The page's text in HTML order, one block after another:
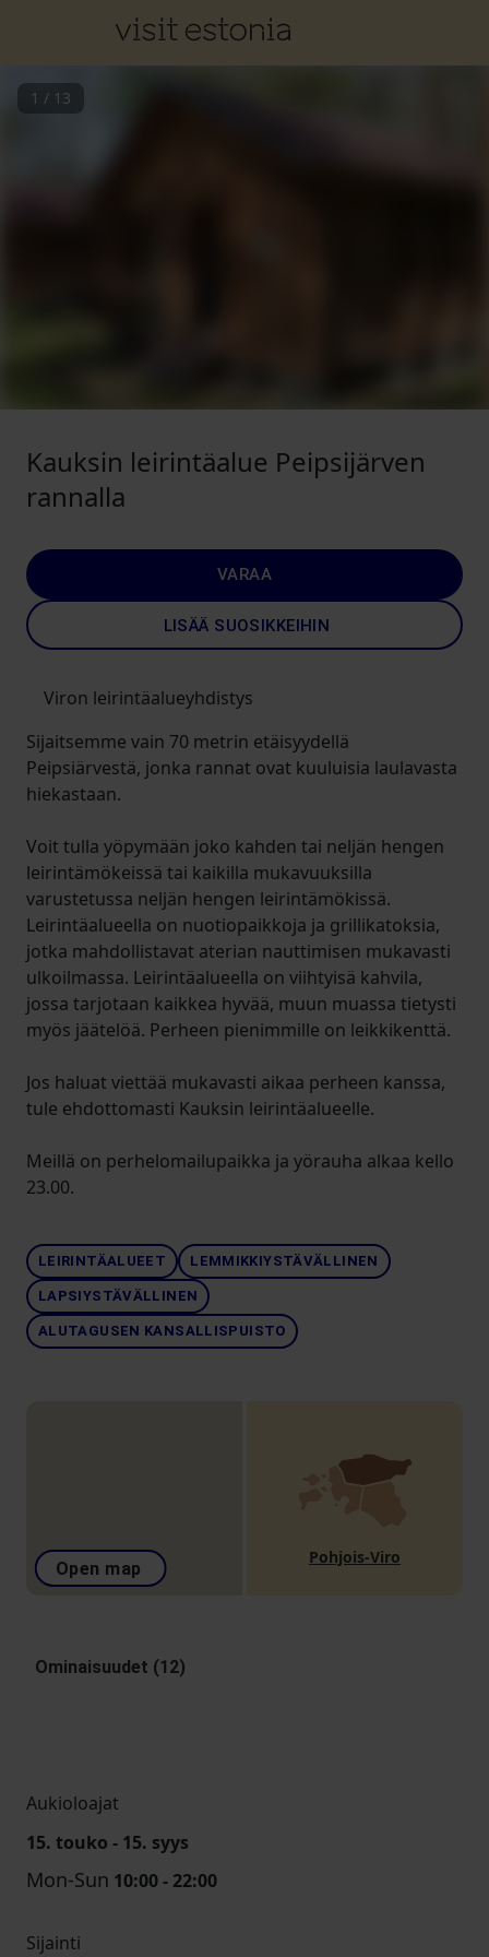
1 / 13
Kauksin leirintäalue Peipsijärven
rannalla
VARAA
LISÄÄ SUOSIKKEIHIN
Viron leirintäalueyhdistys
Sijaitsemme vain 70 metrin etäisyydellä
Peipsiärvestä, jonka rannat ovat kuuluisia laulavasta
hiekastaan.
Voit tulla yöpymään joko kahden tai neljän hengen
leirintämökeissä tai kaikilla mukavuuksilla
varustetussa neljän hengen leirintämökissä.
Leirintäalueella on nuotiopaikkoja ja grillikatoksia,
jotka mahdollistavat aterian nauttimisen mukavasti
ulkoilmassa. Leirintäalueella on viihtyisä kahvila,
jossa tarjotaan kaikkea hyvää, muun muassa tietysti
myös jäätelöä. Perheen pienimmille on leikkikenttä.
Jos haluat viettää mukavasti aikaa perheen kanssa,
tule ehdottomasti Kauksin leirintäalueelle.
Meillä on perhelomailupaikka ja yörauha alkaa kello
23.00.
LEIRINTÄALUEET LEMMIKKIYSTÄVÄLLINEN
LAPSIYSTÄVÄLLINEN
ALUTAGUSEN KANSALLISPUISTO
Open map
Pohjois-Viro
Ominaisuudet (12)
Aukioloajat
15. touko - 15. syys
Mon-Sun 10:00 - 22:00
Sijainti